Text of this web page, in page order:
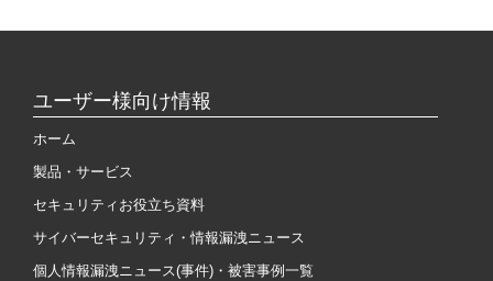
ユーザー様向け情報
ホーム
製品・サービス
セキュリティお役立ち資料
サイバーセキュリティ・情報漏洩ニュース
個人情報漏洩ニュース(事件)・被害事例一覧